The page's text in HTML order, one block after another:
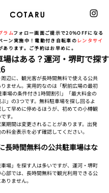
ラムフォロー画面ご提示で20%OFFになる
ーン実施中！電動付き自転車の レンタサイ
あります。ご予約はお早めに。
はある？運河・堺町で探す
辺に、観光客が長時間無料で使える公共
ません。実用的なのは「駅前広場の最初
場の条件付き1時間割引」「最大料金の
」の3つです。無料駐車場を探し回るよ
て早めに停めるほうが、初めての小樽観
す。
期間は変更されることがあります。出発
料金表示を必ず確認してください。
長時間無料の公共駐車場はな
場」を探す人は多いですが、運河・堺町
部では、長時間無料で観光利用できる公
りません。